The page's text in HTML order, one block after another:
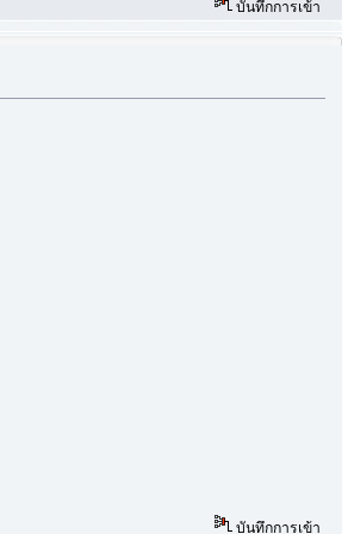
บันทึกการเข้า
บันทึกการเข้า